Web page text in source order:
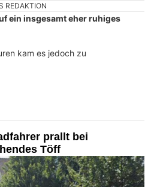
REDAKTION
ein insgesamt eher ruhiges
kam es jedoch zu
prallt bei
Töff